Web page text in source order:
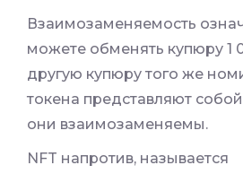
Взаимозаменяемость
можете обменять купюру 1
другую купюру того же
токена представляют
они взаимозаменяемы.
NFT напротив, называется